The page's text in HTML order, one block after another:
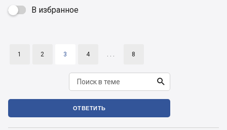
 В избранное
1 2 3 4 . . . 8

ОТВЕТИТЬ